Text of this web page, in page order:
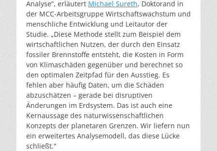
Analyse“, erläutert Michael Sureth, Doktorand in
der MCC-Arbeitsgruppe Wirtschaftswachstum und
menschliche Entwicklung und Leitautor der
Studie. „Diese Methode stellt zum Beispiel dem
wirtschaftlichen Nutzen, der durch den Einsatz
fossiler Brennstoffe entsteht, die Kosten in Form
von Klimaschäden gegenüber und berechnet so
den optimalen Zeitpfad für den Ausstieg. Es
fehlen aber häufig Daten, um die Schäden
abzuschätzen – gerade bei disruptiven
Änderungen im Erdsystem. Das ist auch eine
Kernaussage des naturwissenschaftlichen
Konzepts der planetaren Grenzen. Wir liefern nun
ein erweitertes Analysemodell, das diese Lücke
schließt.“